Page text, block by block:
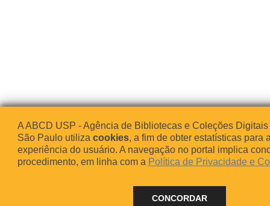
A ABCD USP - Agência de Bibliotecas e Coleções
São Paulo utiliza cookies, a fim de obter estatísticas para
experiência do usuário. A navegação no portal implica
procedimento, em linha com a Política de Privacidade e
CONCORDAR